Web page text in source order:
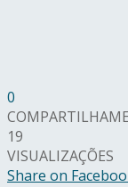
0
19
VISUALIZAÇÕES
Share on